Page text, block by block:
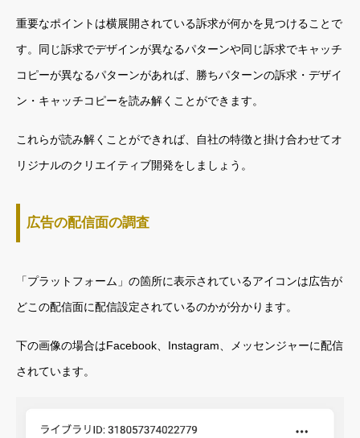
重要なポイントは横展開されている訴求が何かを見つけることで
す。同じ訴求でデザインが異なるパターンや同じ訴求でキャッチ
コピーが異なるパターンがあれば、勝ちパターンの訴求・デザイ
ン・キャッチコピーを読み解くことができます。
これらが読み解くことができれば、自社の特徴と掛け合わせてオ
リジナルのクリエイティブ開発をしましょう。
広告の配信面の調査
「プラットフォーム」の箇所に表示されているアイコンは広告が
どこの配信面に配信設定されているのかが分かります。
下の画像の場合はFacebook、Instagram、メッセンジャーに配信
されています。